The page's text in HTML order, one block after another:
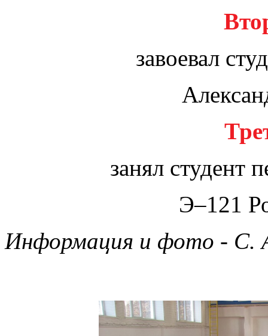
завоевал
занял студент
Э–121
Информация и фото - С.